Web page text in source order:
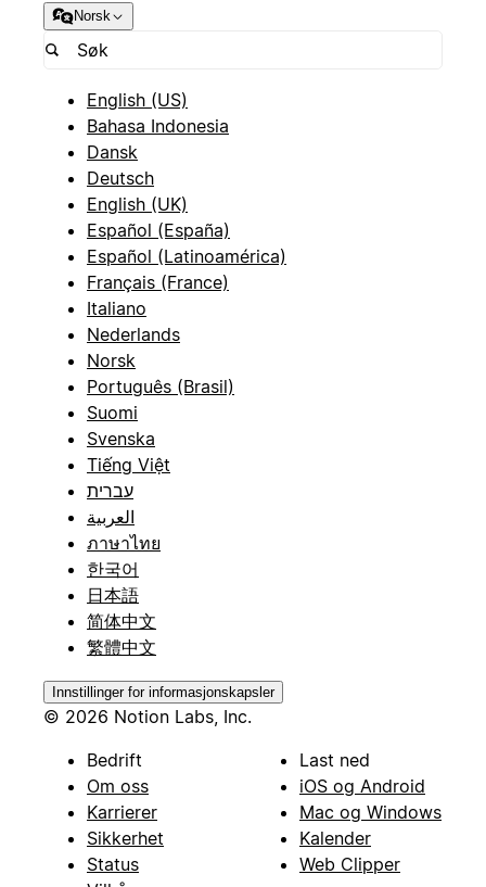
Norsk
English (US)
Bahasa Indonesia
Dansk
Deutsch
English (UK)
Español (España)
Español (Latinoamérica)
Français (France)
Italiano
Nederlands
Norsk
Português (Brasil)
Suomi
Svenska
Tiếng Việt
עברית
العربية
ภาษาไทย
한국어
日本語
简体中文
繁體中文
Innstillinger for informasjonskapsler
© 2026 Notion Labs, Inc.
Bedrift
Om oss
Karrierer
Sikkerhet
Status
Last ned
iOS og Android
Mac og Windows
Kalender
Web Clipper